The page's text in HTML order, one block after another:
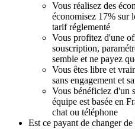
Vous réalisez des
économisez 17% sur
tarif réglementé
Vous profitez d'une
souscription,
semble et ne payez
Vous êtes libre et
sans engagement et
Vous bénéficiez d'un
équipe est basée en
chat ou téléphone
Est ce payant de changer